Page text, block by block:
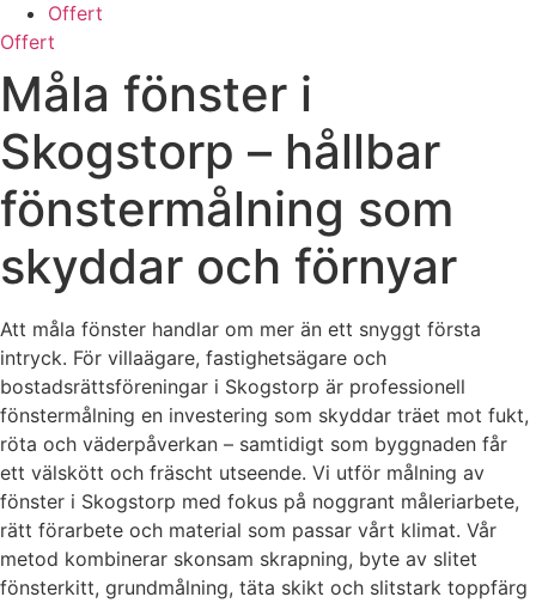
Offert
Offert
Måla fönster i
Skogstorp – hållbar
fönstermålning som
skyddar och förnyar
Att måla fönster handlar om mer än ett snyggt första
intryck. För villaägare, fastighetsägare och
bostadsrättsföreningar i Skogstorp är professionell
fönstermålning en investering som skyddar träet mot fukt,
röta och väderpåverkan – samtidigt som byggnaden får
ett välskött och fräscht utseende. Vi utför målning av
fönster i Skogstorp med fokus på noggrant måleriarbete,
rätt förarbete och material som passar vårt klimat. Vår
metod kombinerar skonsam skrapning, byte av slitet
fönsterkitt, grundmålning, täta skikt och slitstark toppfärg